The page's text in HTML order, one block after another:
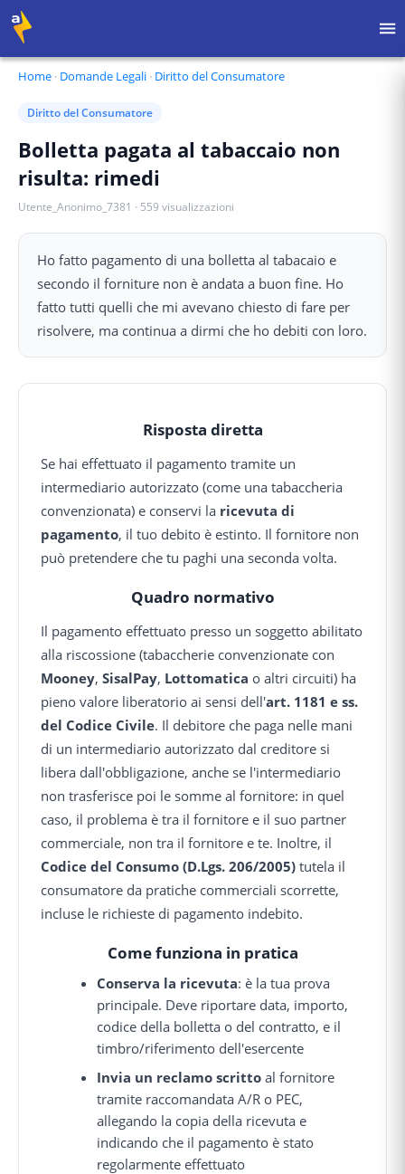
Home · Domande Legali · Diritto del Consumatore
Diritto del Consumatore
Bolletta pagata al tabaccaio non
risulta: rimedi
Utente_Anonimo_7381 · 559 visualizzazioni
Ho fatto pagamento di una bolletta al tabacaio e
secondo il forniture non è andata a buon fine. Ho
fatto tutti quelli che mi avevano chiesto di fare per
risolvere, ma continua a dirmi che ho debiti con loro.
Risposta diretta
Se hai effettuato il pagamento tramite un
intermediario autorizzato (come una tabaccheria
convenzionata) e conservi la ricevuta di
pagamento, il tuo debito è estinto. Il fornitore non
può pretendere che tu paghi una seconda volta.
Quadro normativo
Il pagamento effettuato presso un soggetto abilitato
alla riscossione (tabaccherie convenzionate con
Mooney, SisalPay, Lottomatica o altri circuiti) ha
pieno valore liberatorio ai sensi dell'art. 1181 e ss.
del Codice Civile. Il debitore che paga nelle mani
di un intermediario autorizzato dal creditore si
libera dall'obbligazione, anche se l'intermediario
non trasferisce poi le somme al fornitore: in quel
caso, il problema è tra il fornitore e il suo partner
commerciale, non tra il fornitore e te. Inoltre, il
Codice del Consumo (D.Lgs. 206/2005) tutela il
consumatore da pratiche commerciali scorrette,
incluse le richieste di pagamento indebito.
Come funziona in pratica
Conserva la ricevuta: è la tua prova
principale. Deve riportare data, importo,
codice della bolletta o del contratto, e il
timbro/riferimento dell'esercente
Invia un reclamo scritto al fornitore
tramite raccomandata A/R o PEC,
allegando la copia della ricevuta e
indicando che il pagamento è stato
regolarmente effettuato